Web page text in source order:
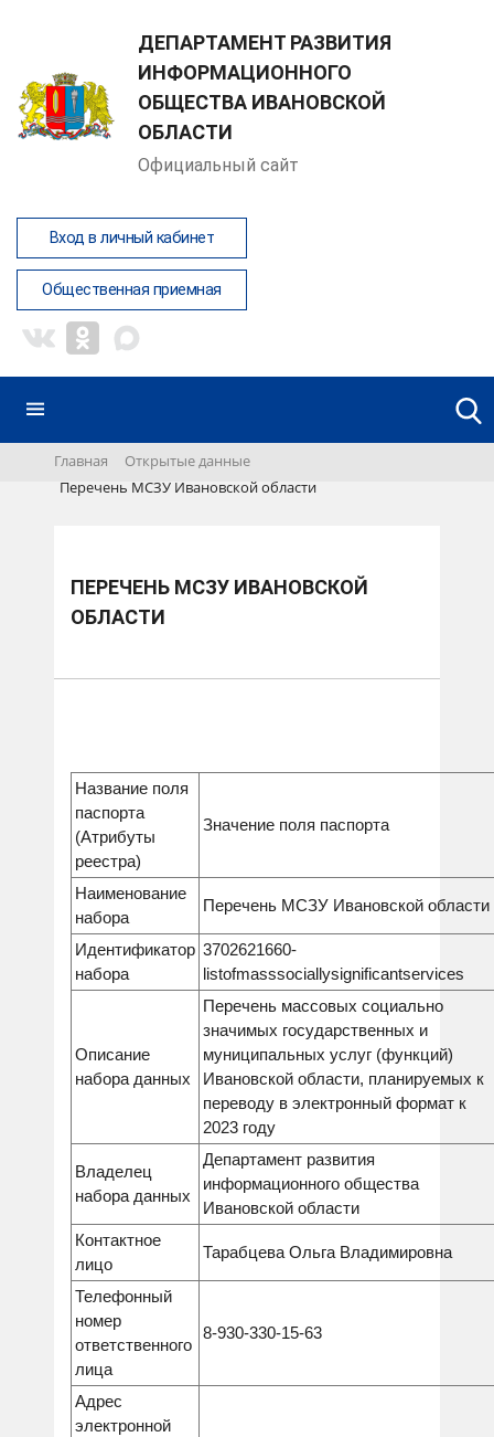
ДЕПАРТАМЕНТ РАЗВИТИЯ
ИНФОРМАЦИОННОГО
ОБЩЕСТВА ИВАНОВСКОЙ
ОБЛАСТИ
Официальный сайт
Вход в личный кабинет
Общественная приемная
Главная
Открытые данные
Перечень МСЗУ Ивановской области
ПЕРЕЧЕНЬ МСЗУ ИВАНОВСКОЙ
ОБЛАСТИ
Название поля
паспорта
(Атрибуты
реестра)
Значение поля паспорта
Наименование
набора
Перечень МСЗУ Ивановской области
Идентификатор
набора
3702621660-
listofmasssociallysignificantservices
Описание
набора данных
Перечень массовых социально
значимых государственных и
муниципальных услуг (функций)
Ивановской области, планируемых к
переводу в электронный формат к
2023 году
Владелец
набора данных
Департамент развития
информационного общества
Ивановской области
Контактное
лицо
Тарабцева Ольга Владимировна
Телефонный
номер
ответственного
лица
8-930-330-15-63
Адрес
электронной